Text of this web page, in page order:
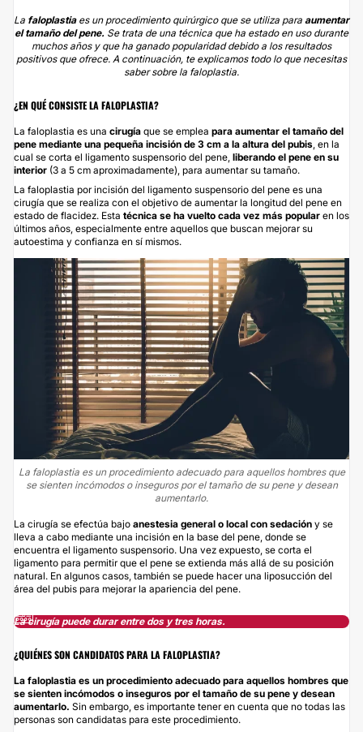
La faloplastiaes un procedimiento quirúrgico que se utiliza para aumentar
el tamaño del pene. Se trata de una técnica que ha estado en uso durante
muchos años y que ha ganado popularidad debido a los resultados
positivos que ofrece. A continuación, te explicamos todo lo que necesitas
saber sobre la faloplastia.
¿EN QUÉ CONSISTE LA FALOPLASTIA?
La faloplastia es una cirugía que se emplea para aumentar el tamaño del
pene mediante una pequeña incisión de 3 cm a la altura del pubis , en la
cual se corta el ligamento suspensorio del pene, liberando el pene en su
interior (3 a 5 cm aproximadamente), para aumentar su tamaño.
La faloplastia por incisión del ligamento suspensorio del pene es una
cirugía que se realiza con el objetivo de aumentar la longitud del pene en
estado de flacidez. Esta técnica se ha vuelto cada vez más popular en los
últimos años, especialmente entre aquellos que buscan mejorar su
autoestima y confianza en sí mismos.
La faloplastia es un procedimiento adecuado para aquellos hombres que
se sienten incómodos o inseguros por el tamaño de su pene y desean
aumentarlo.
La cirugía se efectúa bajo anestesia general o local con sedación y se
lleva a cabo mediante una incisión en la base del pene, donde se
encuentra el ligamento suspensorio. Una vez expuesto, se corta el
ligamento para permitir que el pene se extienda más allá de su posición
natural. En algunos casos, también se puede hacer una liposucción del
área del pubis para mejorar la apariencia del pene.
La cirugía puede durar entre dos y tres horas.
¿QUIÉNES SON CANDIDATOS PARA LA FALOPLASTIA?
La faloplastia es un procedimiento adecuado para aquellos hombres que
se sienten incómodos o inseguros por el tamaño de su pene y desean
aumentarlo. Sin embargo, es importante tener en cuenta que no todas las
personas son candidatas para este procedimiento.